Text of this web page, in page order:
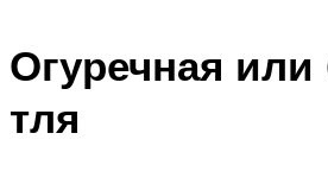
Огуречная или
тля